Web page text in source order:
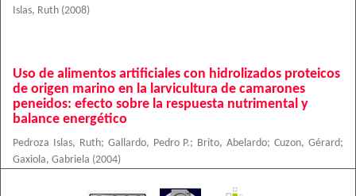
Islas, Ruth (2008)
Uso de alimentos artificiales con hidrolizados proteicos
de origen marino en la larvicultura de camarones
peneidos: efecto sobre la respuesta nutrimental y
balance energético
Pedroza Islas, Ruth; Gallardo, Pedro P.; Brito, Abelardo;Cuzon, Gérard;
Gaxiola, Gabriela (2004)